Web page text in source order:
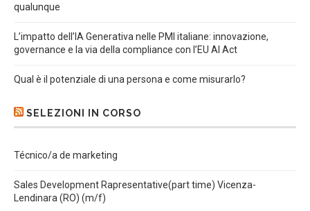
qualunque
L’impatto dell’IA Generativa nelle PMI italiane: innovazione,
governance e la via della compliance con l’EU AI Act
Qual è il potenziale di una persona e come misurarlo?
SELEZIONI IN CORSO
Técnico/a de marketing
Sales Development Rapresentative(part time) Vicenza-
Lendinara (RO) (m/f)